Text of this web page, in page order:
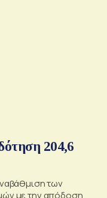
204,6
των
με την απόδοση